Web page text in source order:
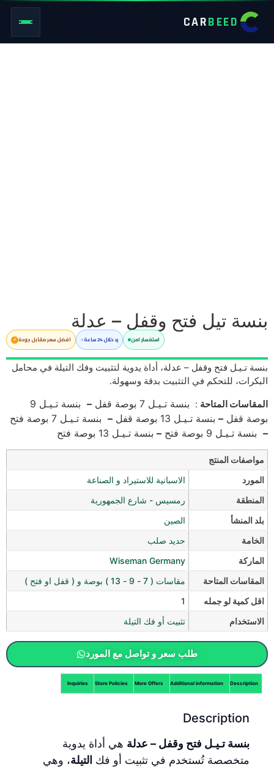
CARBEED
بنسة تيل فتح وقفل – عدلة
استفسار امن رد خلال 24 ساعة افضل سعر مقابل جودة
بنسة تـيـل فتح وقفل – عدلة، أداة يدوية لتثبيت وفك التيلة في محامل
البكرات، للتحكم في التثبيت بدقة وسهولة.
المقاسات المتاحة : بنسة تـيـل 7 بوصة قفل –
بنسة تـيـل 9
بوصة قفل – بنسة تـيـل 13 بوصة قفل – بنسة تـيـل 7 بوصة فتح
– بنسة تـيـل 9 بوصة فتح – بنسة تـيـل 13 بوصة فتح
طلب سعر و تواصل مع المورد
مواصفات المنتج
المورد
الاسبانية للاستيراد و الصناعة
المنطقة
رمسيس - شارع الجمهورية
بلد المنشأ
الصين
الخامة
حديد صلب
الماركة
Wiseman Germany
المقاسات المتاحة
مقاسات ( 7 - 9 - 13 ) بوصة و ( قفل او فتح )
اقل كمية لو جمله
1
الاستخدام
تثبيت أو فك التيلة
Description
Additional information
More Offers
Store Policies
Inquiries
Description
بنسة تـيـل فتح وقفل – عدلة هي أداة يدوية
متخصصة تُستخدم في تثبيت أو فك التيلة، وهي